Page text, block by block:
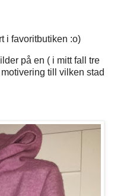
i favoritbutiken :o)
på en ( i mitt fall tre
till vilken stad